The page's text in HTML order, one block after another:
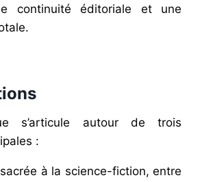
continuité éditoriale et une
s’articule autour de trois
:
à la science-fiction, entre